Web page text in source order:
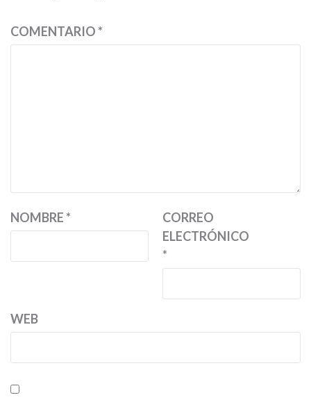
COMENTARIO*
NOMBRE*
CORREO
ELECTRÓNICO
*
WEB